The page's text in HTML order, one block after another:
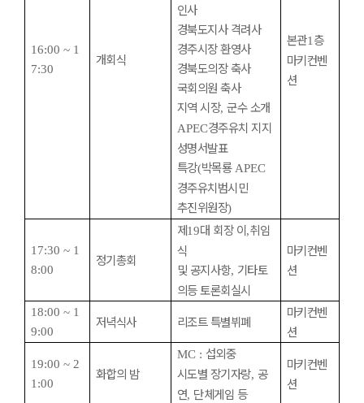
16:00 ~ 1
7:30
개회식
인사
경북도지사 격려사
경주시장 환영사
경북도의장 축사
국회의원 축사
지역 시장,군수 소개
APEC경주유치 지지
성명서발표
특강(박목룡 APEC
경주유치범시민
추진위원장)
본관1 층
마키컨벤
션
17:30 ~ 1
8:00
정기총회
제19대 회장 이,취임
식
및 공지사항, 기타토
의등 토론회실시
마키컨벤
션
18:00 ~ 1
9:00
저녁식사 리조트 특별뷔폐
마키컨벤
션
19:00 ~ 2
1:00
화합의 밤
MC : 섭외중
시도별 장기자랑, 공
연, 단체게임 등
마키컨벤
션